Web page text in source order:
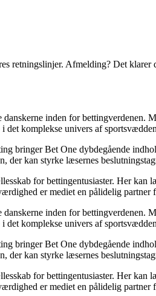
retningslinjer. Afmelding? Det klarer
inden for
det komplekse univers af
bringer Bet One dybdegående
der kan styrke læsernes
for bettingentusiaster. Her
er mediet en pålidelig partner
inden for
det komplekse univers af
bringer Bet One dybdegående
der kan styrke læsernes
for bettingentusiaster. Her
er mediet en pålidelig partner